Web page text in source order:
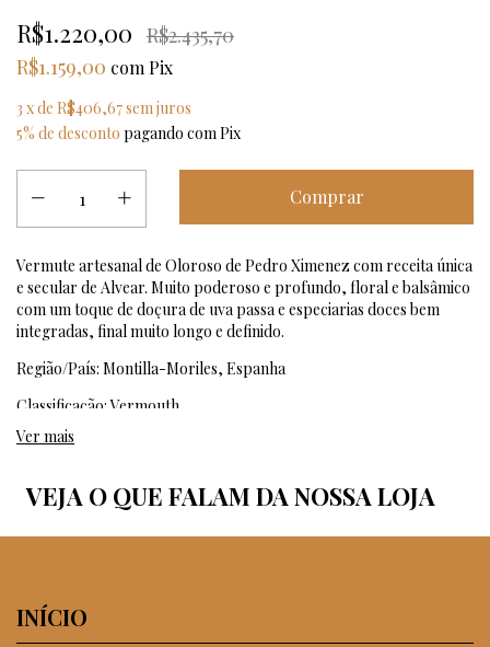
R$1.220,00 R$2.435,70
R$1.159,00 com Pix
3 x de R$406,67sem juros
5% de desconto pagando com Pix
Vermute artesanal de Oloroso de Pedro Ximenez com receita única
e secular de Alvear. Muito poderoso e profundo, floral e balsâmico
com um toque de doçura de uva passa e especiarias doces bem
integradas, final muito longo e definido.
Região/País: Montilla-Moriles, Espanha
Classificação: Vermouth
Casta: 100% Pedro Ximénez
Produtor: Bodegas Alvear
Volume: 750ml
Ver mais
VEJA O QUE FALAM DA NOSSA LOJA
INÍCIO